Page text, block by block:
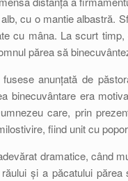
cu o mantie albastră.
cu mâna. La scurt
părea să
fusese anunțată de
binecuvântare era
care, prin
fiind unit cu
dramatice, când
și a păcatului